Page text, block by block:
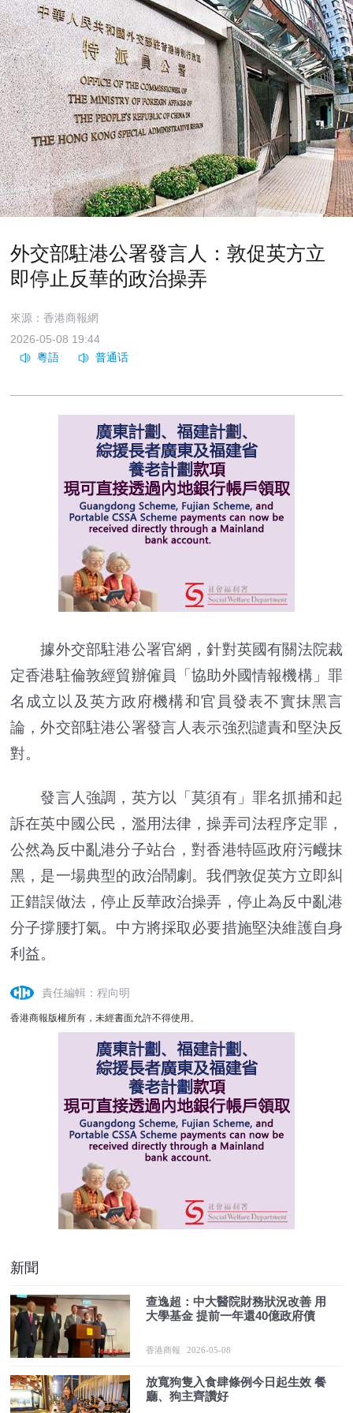
外交部駐港公署發言人：敦促英方立
即停止反華的政治操弄
來源：香港商報網
2026-05-08 19:44
據外交部駐港公署官網，針對英國有關法院裁
定香港駐倫敦經貿辦僱員「協助外國情報機構」罪
名成立以及英方政府機構和官員發表不實抹黑言
論，外交部駐港公署發言人表示強烈譴責和堅決反
對。
發言人強調，英方以「莫須有」罪名抓捕和起
訴在英中國公民，濫用法律，操弄司法程序定罪，
公然為反中亂港分子站台，對香港特區政府污衊抹
黑，是一場典型的政治鬧劇。我們敦促英方立即糾
正錯誤做法，停止反華政治操弄，停止為反中亂港
分子撐腰打氣。中方將採取必要措施堅決維護自身
利益。
責任編輯：程向明
香港商報版權所有，未經書面允許不得使用。
新聞
查逸超：中大醫院財務狀況改善 用
大學基金 提前一年還40億政府債
香港商報 2026-05-08
放寬狗隻入食肆條例今日起生效 餐
廳、狗主齊讚好